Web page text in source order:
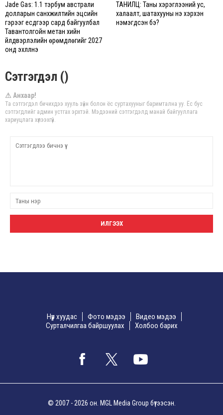
Jade Gas: 1.1 тэрбум австрали
долларын санхүүжилтийн эцсийн
гэрээг есдүгээр сард байгуулбал
Тавантолгойн метан хийн
үйлдвэрлэлийн өрөмдлөгийг 2027
онд эхлүүлнэ
ТАНИЛЦ: Таны хэрэглээний ус,
халаалт, шатахууны үнэ хэрхэн
нэмэгдсэн бэ?
Сэтгэгдэл ()
⚠ Анхаар!
Та сэтгэгдэл бичихдээ хууль зүйн болон ёс суртахууныг баримтална уу. Ёс бус
сэтгэгдлийг админ устгах эрхтэй. Мэдээний сэтгэгдэлд манай байгууллага
хариуцлага хүлээхгүй.
Нүүр хуудас Фото мэдээ
Видео мэдээ
Сурталчилгаа байршуулах
Холбоо барих
© 2007 - 2026 он. MGL Media Group бүтээсэн.